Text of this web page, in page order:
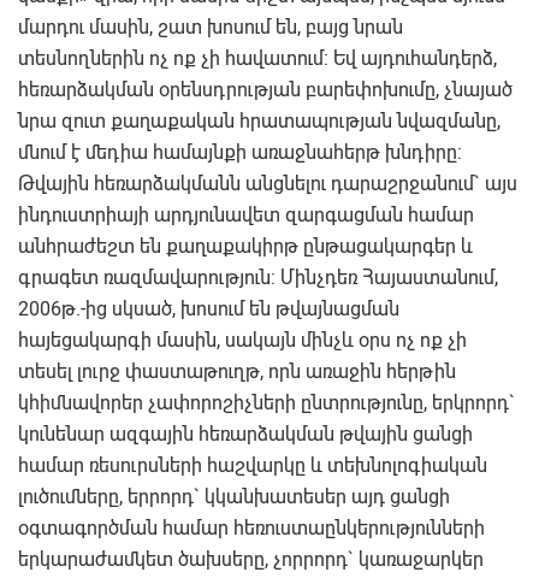
մարդու մասին, շատ խոսում են, բայց նրան
տեսնողներին ոչ ոք չի հավատում: Եվ այդուհանդերձ,
հեռարձակման օրենսդրության բարեփոխումը, չնայած
նրա զուտ քաղաքական հրատապության նվազմանը,
մնում է մեդիա համայնքի առաջնահերթ խնդիրը:
Թվային հեռարձակմանն անցնելու դարաշրջանում` այս
ինդուստրիայի արդյունավետ զարգացման համար
անհրաժեշտ են քաղաքակիրթ ընթացակարգեր և
գրագետ ռազմավարություն: Մինչդեռ Հայաստանում,
2006թ.-ից սկսած, խոսում են թվայնացման
հայեցակարգի մասին, սակայն մինչև օրս ոչ ոք չի
տեսել լուրջ փաստաթուղթ, որն առաջին հերթին
կհիմնավորեր չափորոշիչների ընտրությունը, երկրորդ`
կունենար ազգային հեռարձակման թվային ցանցի
համար ռեսուրսների հաշվարկը և տեխնոլոգիական
լուծումները, երրորդ` կկանխատեսեր այդ ցանցի
օգտագործման համար հեռուստաընկերությունների
երկարաժամկետ ծախսերը, չորրորդ` կառաջարկեր